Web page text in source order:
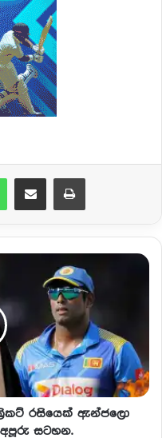
රසියෙක් ඇන්ජලො
සටහන.